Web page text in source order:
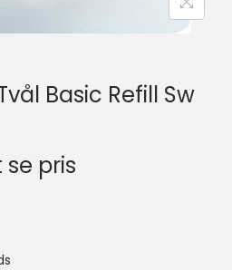
Basic Refill Sw
pris